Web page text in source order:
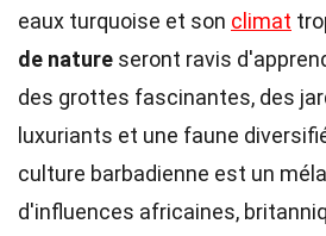
eaux turquoise et son climat
de nature seront ravis
des grottes fascinantes, des
luxuriants et une faune
culture barbadienne est un
d'influences africaines,